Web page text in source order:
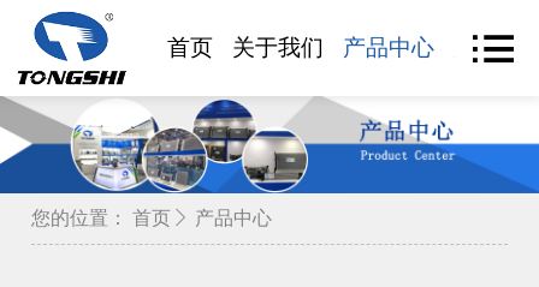
首页 关于我们 产品中心 产品查
您的位置： 首页 产品中心